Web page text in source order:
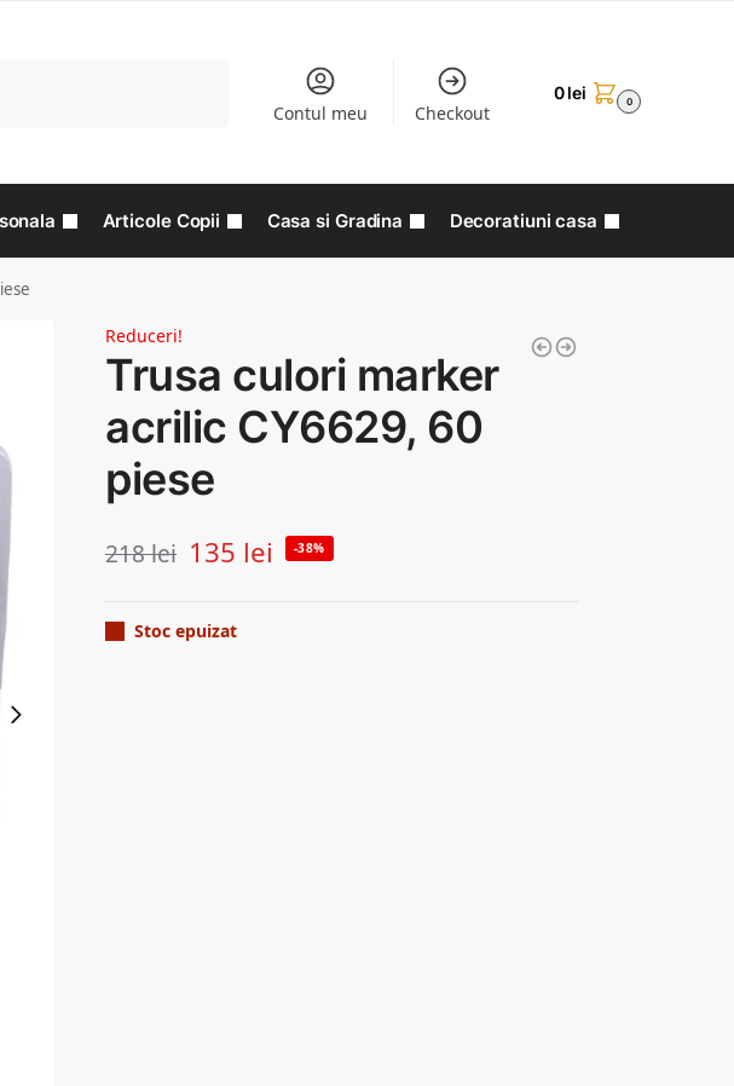
Contul meu Checkout
0lei 0
Articole Copii Casa si Gradina Decoratiuni casa
Reduceri!
Trusa culori marker
acrilic CY6629, 60
piese
218lei 135 lei -38%
Stoc epuizat